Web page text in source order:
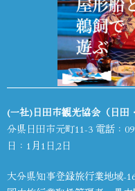
(一社)日田市観光協会（日田
分県日田市元町11-3 電話：
日：1月1日,2日
大分県知事登録旅行業地域-